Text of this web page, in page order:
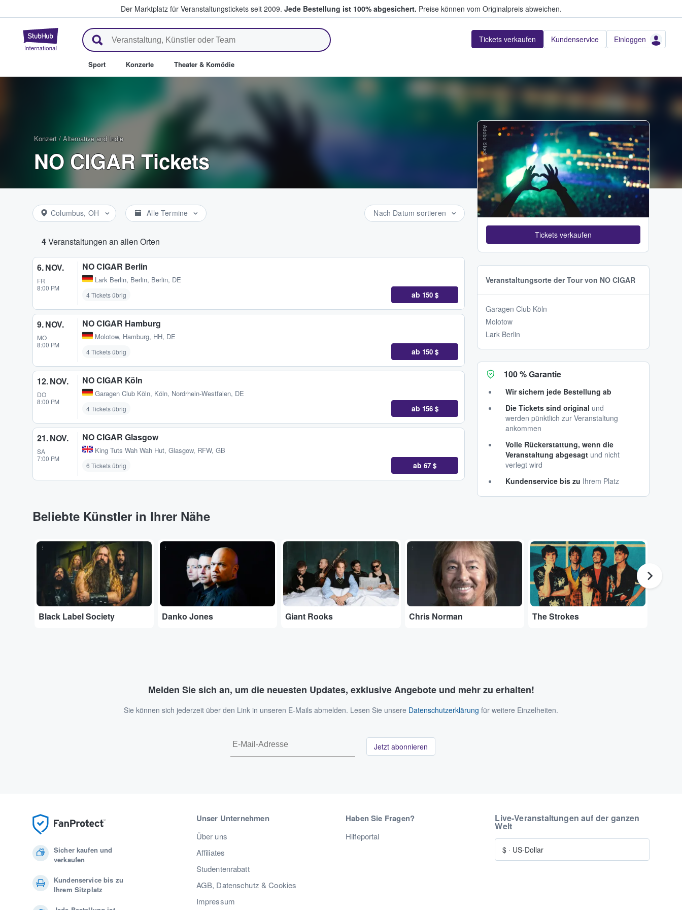
Der Marktplatz für Veranstaltungstickets seit 2009. Jede Bestellung ist 100% abgesichert. Preise können vom Originalpreis abweichen.
StubHub - Wo Fans Tickets kaufen & verkaufen Tickets verkaufen Kundenservice Einloggen
Sport Konzerte Theater & Komödie
Konzert / Alternative and Indie
NO CIGAR Tickets
Columbus, OH Alle Termine Nach Datum sortieren
4Veranstaltungen an allen Orten
6. NOV.
FR
8:00 PM
NO CIGAR Berlin
Lark Berlin, Berlin, Berlin, DE
4 Tickets übrig ab 150 $
9. NOV.
MO
8:00 PM
NO CIGAR Hamburg
Molotow, Hamburg, HH, DE
4 Tickets übrig ab 150 $
12. NOV.
DO
8:00 PM
NO CIGAR Köln
Garagen Club Köln, Köln, Nordrhein-Westfalen, DE
4 Tickets übrig ab 156 $
21. NOV.
SA
7:00 PM
NO CIGAR Glasgow
King Tuts Wah Wah Hut, Glasgow, RFW, GB
6 Tickets übrig ab 67 $
Adobe Stock
Tickets verkaufen
Veranstaltungsorte der Tour von NO CIGAR
Garagen Club Köln
Molotow
Lark Berlin
100 % Garantie
Wir sichern jede Bestellung ab
Die Tickets sind original und
werden pünktlich zur Veranstaltung
ankommen
Volle Rückerstattung, wenn die
Veranstaltung abgesagt und nicht
verlegt wird
Kundenservice bis zu Ihrem Platz
Beliebte Künstler in Ihrer Nähe
...
Black Label Society
...
Danko Jones
...
Giant Rooks
...
Chris Norman
...
The Strokes
Melden Sie sich an, um die neuesten Updates, exklusive Angebote und mehr zu erhalten!
Sie können sich jederzeit über den Link in unseren E-Mails abmelden. Lesen Sie unsere Datenschutzerklärung für weitere Einzelheiten.
Jetzt abonnieren
Sicher kaufen und
verkaufen
Kundenservice bis zu
Ihrem Sitzplatz
Unser Unternehmen
Über uns
Affiliates
Studentenrabatt
AGB, Datenschutz & Cookies
Impressum
Haben Sie Fragen?
Hilfeportal
Live-Veranstaltungen auf der ganzen
Welt
$ · US-Dollar